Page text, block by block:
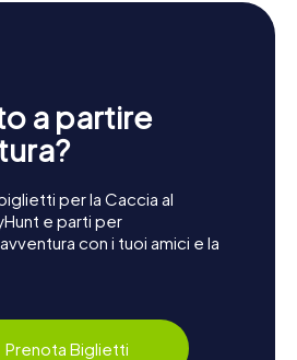
a partire
per la Caccia al
e parti per
con i tuoi amici e la
Prenota Biglietti